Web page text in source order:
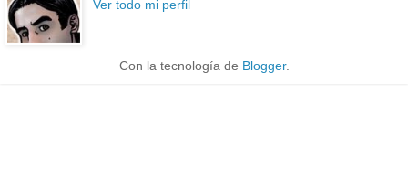
Ver todo mi perfil
Con la tecnología de Blogger.